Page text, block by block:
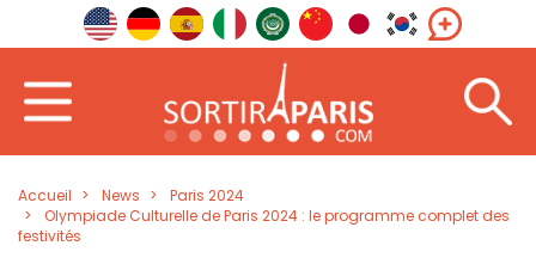
Accueil News
Paris 2024
Olympiade Culturelle de Paris 2024 : le programme complet des
festivités